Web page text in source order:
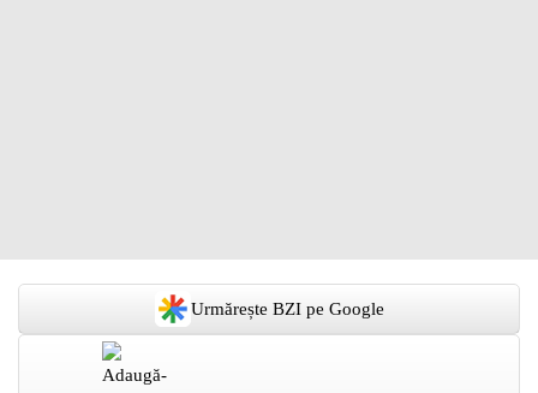
Urmărește BZI pe Google